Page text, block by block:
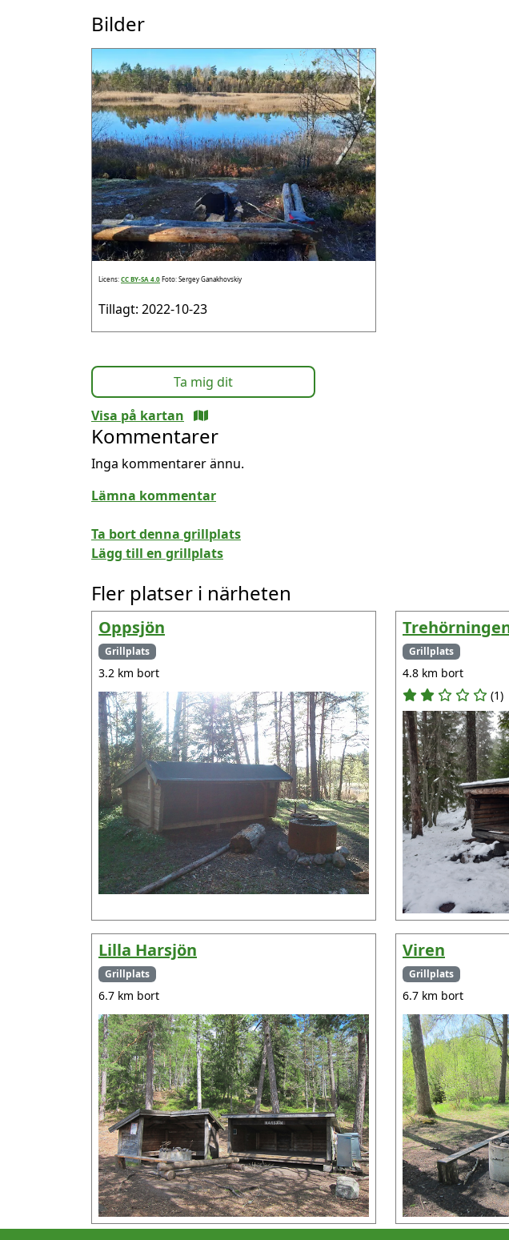
Bilder
Licens:CC BY-SA 4.0Foto: Sergey Ganakhovskiy
Tillagt: 2022-10-23
Ta mig dit
Visa på kartan
Kommentarer
Inga kommentarer ännu.
Lämna kommentar
Ta bort denna grillplats
Lägg till en grillplats
Fler platser i närheten
Oppsjön
Grillplats
3.2 km bort
Grillplats
4.8 km bort
(1)
Lilla Harsjön
Grillplats
6.7 km bort
Viren
Grillplats
6.7 km bort